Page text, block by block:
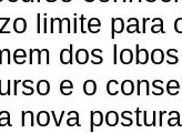
limite para
dos
e o
nova